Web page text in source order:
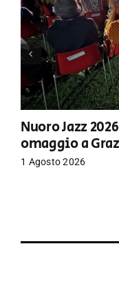
Nuoro Jazz
omaggio a
1 Agosto 2026